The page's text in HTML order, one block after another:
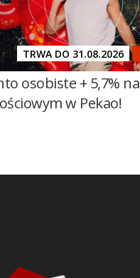
TRWA DO 31.08.2026
osobiste + 5,7% na
w Pekao!